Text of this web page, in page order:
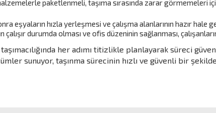
paketlenmeli, taşıma sırasında zarar görmemeleri
eşyaların hızla yerleşmesi ve çalışma alanlarının hazır
durumda olması ve ofis düzeninin sağlanması,
her adımı titizlikle planlayarak süreci
sunuyor, taşınma sürecinin hızlı ve güvenli bir